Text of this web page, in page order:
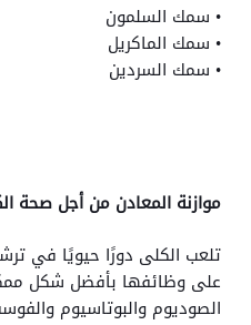
• سمك السلمون
• سمك الماكريل
• سمك السردين
موازنة المعادن من أجل صحة
تلعب الكلى دورًا حيويًا في
على وظائفها بأفضل شكل
الصوديوم والبوتاسيوم